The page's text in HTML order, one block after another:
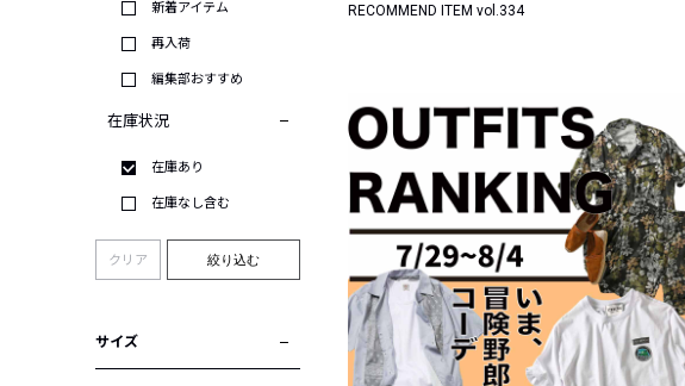
新着アイテム
再入荷
編集部おすすめ
在庫状況
在庫あり
在庫なし含む
クリア 絞り込む
サイズ
RECOMMEND ITEM vol.334